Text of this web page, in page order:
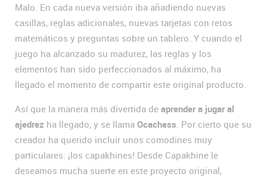
Malo. En cada nueva versión iba añadiendo nuevas
casillas, reglas adicionales, nuevas tarjetas con retos
matemáticos y preguntas sobre un tablero. Y cuando el
juego ha alcanzado su madurez, las reglas y los
elementos han sido perfeccionados al máximo, ha
llegado el momento de compartir este original producto.
Así que la manera más divertida de aprender a jugar al
ajedrez ha llegado, y se llama Ocachess . Por cierto que su
creador ha querido incluir unos comodines muy
particulares: ¡los capakhines! Desde Capakhine le
deseamos mucha suerte en este proyecto original,